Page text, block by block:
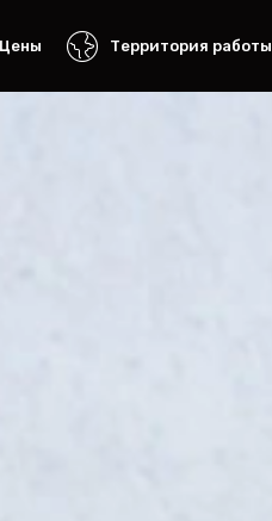
Цены Территория работы